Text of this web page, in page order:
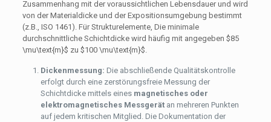
Zusammenhang mit der voraussichtlichen Lebensdauer und wird
von der Materialdicke und der Expositionsumgebung bestimmt
(z.B., ISO 1461). Für Strukturelemente, Die minimale
durchschnittliche Schichtdicke wird häufig mit angegeben $85
\mu\text{m}$ zu $100 \mu\text{m}$
Dickenmessung: Die abschließende Qualitätskontrolle
erfolgt durch eine zerstörungsfreie Messung der
Schichtdicke mittels eines magnetisches oder
elektromagnetisches Messgerätan mehreren Punkten
auf jedem kritischen Mitglied. Die Dokumentation der